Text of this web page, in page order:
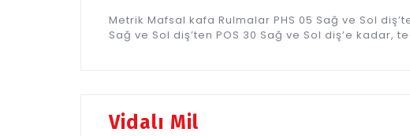
Metrik Mafsal kafa Rulmalar PHS 05 Sağ ve Sol
Sağ ve Sol diş’ten POS 30 Sağ ve Sol diş’e
Vidalı Mil